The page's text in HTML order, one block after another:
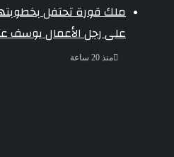
ملك قورة تحتفل
على رجل الأعمال يوسف
منذ 20 ساعة